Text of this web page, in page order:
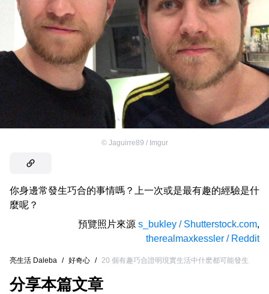
© Jaguirre89 / Imgur
你身邊常發生巧合的事情嗎？上一次或是最有趣的經驗是什
麼呢？
預覽照片來源 s_bukley / Shutterstock.com,
therealmaxkessler / Reddit
亮生活 Daleba / 好奇心 / 20 個有趣巧合證明現實生活中什麽都可能發生
分享本篇文章